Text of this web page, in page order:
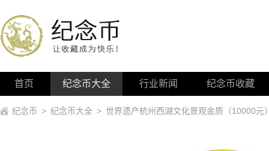
首页 纪念币大全 行业新闻 纪念币收藏
纪念币 > 纪念币大全 > 世界遗产杭州西湖文化景观金质（10000元